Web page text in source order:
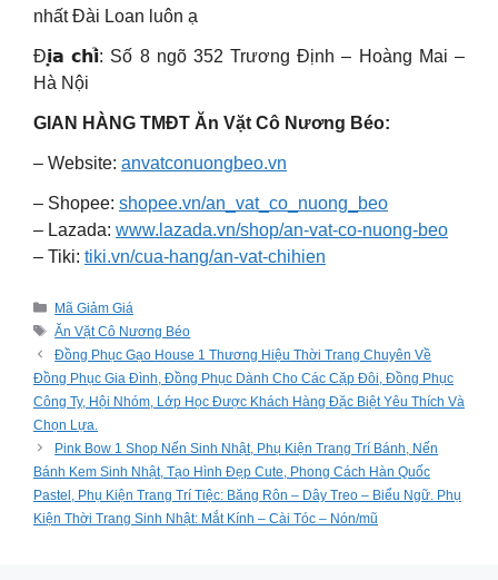
nhất Đài Loan luôn ạ
Đ𝗶̣𝗮 𝗰𝗵𝗶̉: Số 8 ngõ 352 Trương Định – Hoàng Mai –
Hà Nội
GIAN HÀNG TMĐT Ăn Vặt Cô Nương Béo:
– Website: anvatconuongbeo.vn
– Shopee: shopee.vn/an_vat_co_nuong_beo
– Lazada: www.lazada.vn/shop/an-vat-co-nuong-beo
– Tiki: tiki.vn/cua-hang/an-vat-chihien
Categories
Mã Giảm Giá
Tags
Ăn Vặt Cô Nương Béo
Đồng Phục Gạo House 1 Thương Hiệu Thời Trang Chuyên Về
Đồng Phục Gia Đình, Đồng Phục Dành Cho Các Cặp Đôi, Đồng Phục
Công Ty, Hội Nhóm, Lớp Học Được Khách Hàng Đặc Biệt Yêu Thích Và
Chọn Lựa.
Pink Bow 1 Shop Nến Sinh Nhật, Phụ Kiện Trang Trí Bánh, Nến
Bánh Kem Sinh Nhật, Tạo Hình Đẹp Cute, Phong Cách Hàn Quốc
Pastel, Phụ Kiện Trang Trí Tiệc: Băng Rôn – Dây Treo – Biểu Ngữ. Phụ
Kiện Thời Trang Sinh Nhật: Mắt Kính – Cài Tóc – Nón/mũ